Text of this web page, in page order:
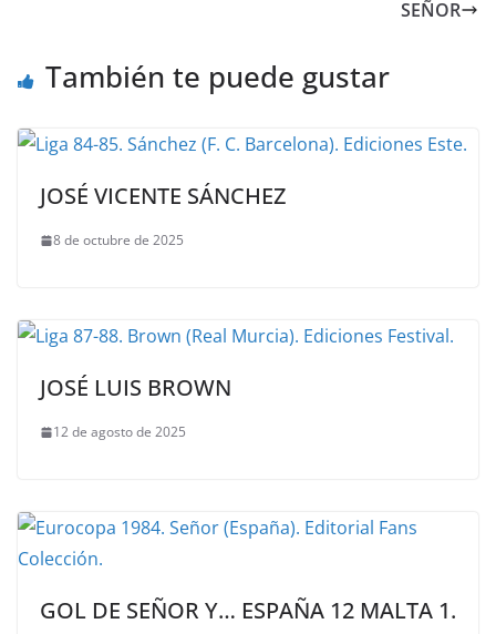
SEÑOR
También te puede gustar
JOSÉ VICENTE SÁNCHEZ
8 de octubre de 2025
JOSÉ LUIS BROWN
12 de agosto de 2025
GOL DE SEÑOR Y… ESPAÑA 12 MALTA 1.